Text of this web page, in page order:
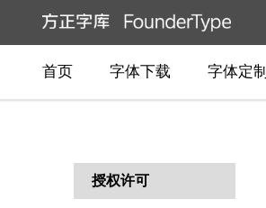
首页 字体下载 字体定制
授权许可